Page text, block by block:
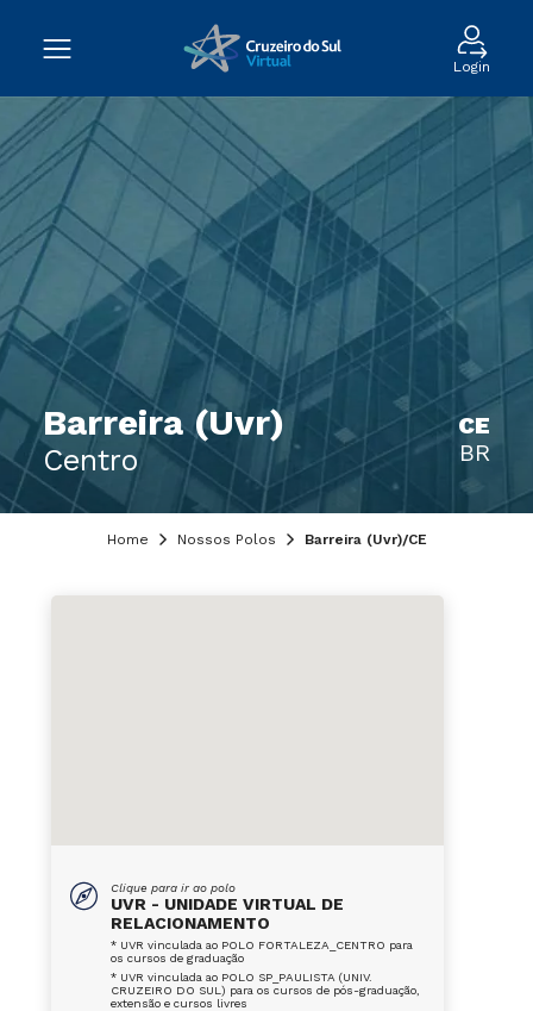
Login
Barreira (Uvr)
Centro
CE
BR
Home Nossos Polos Barreira (Uvr)/CE
Clique para ir ao polo
UVR - UNIDADE VIRTUAL DE
RELACIONAMENTO
* UVR vinculada ao POLO FORTALEZA_CENTRO para
os cursos de graduação
* UVR vinculada ao POLO SP_PAULISTA (UNIV.
CRUZEIRO DO SUL) para os cursos de pós-graduação,
extensão e cursos livres